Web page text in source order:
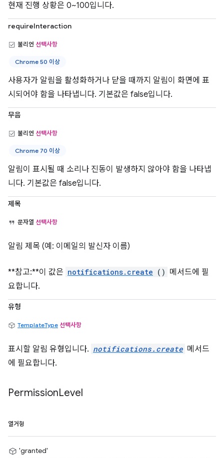
현재 진행 상황은 0~100입니다.
requireInteraction
불리언 선택사항
Chrome 50 이상
사용자가 알림을 활성화하거나 닫을 때까지 알림이 화면에 표
시되어야 함을 나타냅니다. 기본값은 false입니다.
무음
불리언 선택사항
Chrome 70 이상
알림이 표시될 때 소리나 진동이 발생하지 않아야 함을 나타냅
니다. 기본값은 false입니다.
제목
문자열 선택사항
알림 제목 (예: 이메일의 발신자 이름)
**참고:**이 값은 notifications.create () 메서드에 필
요합니다.
유형
TemplateType 선택사항
표시할 알림 유형입니다. notifications.create 메서드
에 필요합니다.
PermissionLevel
열거형
'granted'